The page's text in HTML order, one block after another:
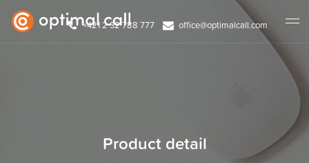
+421 2 32 788 777 office@optimalcall.com
Product detail